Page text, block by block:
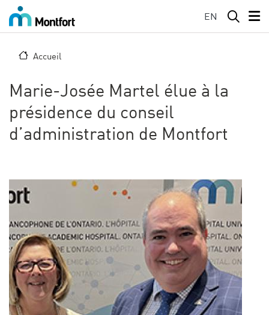
Aller au contenu principal
EN
Accueil
Marie-Josée Martel élue à la
présidence du conseil
d’administration de Montfort